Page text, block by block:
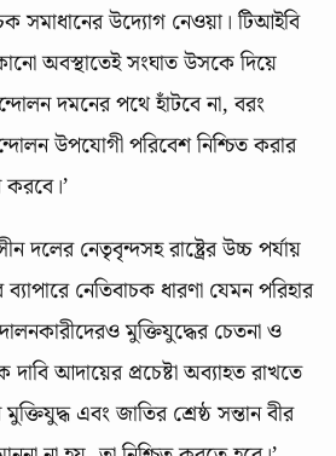
সমাধানের উদ্যোগ নেওয়া। টিআইবি
অবস্থাতেই সংঘাত উসকে দিয়ে
দমনের পথে হাঁটবে না, বরং
উপযোগী পরিবেশ নিশ্চিত করার
করবে।’
দলের নেতৃবৃন্দসহ রাষ্ট্রের উচ্চ পর্যায়
নেতিবাচক ধারণা যেমন পরিহার
মুক্তিযুদ্ধের চেতনা ও
দাবি আদায়ের প্রচেষ্টা অব্যাহত রাখতে
এবং জাতির শ্রেষ্ঠ সন্তান বীর